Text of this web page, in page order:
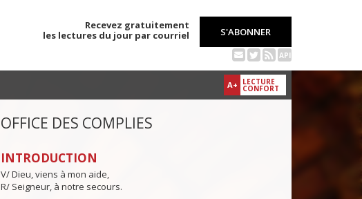
Recevez gratuitement
les lectures du jour par courriel
S'ABONNER
API
A+ LECTURE
CONFORT
OFFICE DES COMPLIES
INTRODUCTION
V/ Dieu, viens à mon aide,
R/ Seigneur, à notre secours.